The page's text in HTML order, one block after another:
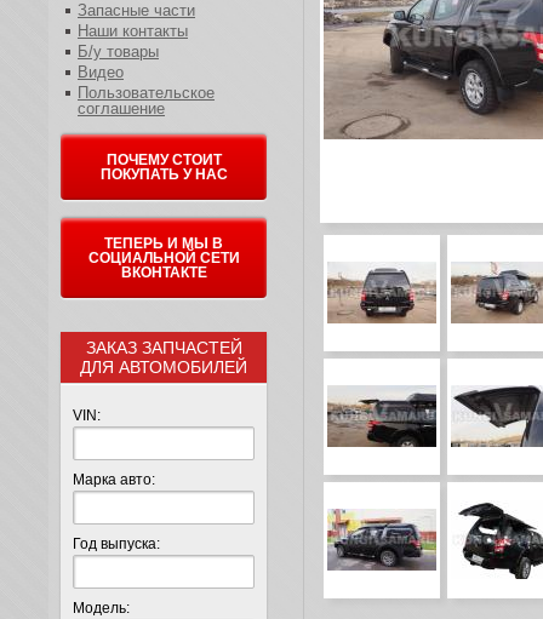
Запасные части
Наши контакты
Б/у товары
Видео
Пользовательское
соглашение
ПОЧЕМУ СТОИТ
ПОКУПАТЬ У НАС
ТЕПЕРЬ И МЫ В
СОЦИАЛЬНОЙ СЕТИ
ВКОНТАКТЕ
ЗАКАЗ ЗАПЧАСТЕЙ
ДЛЯ АВТОМОБИЛЕЙ
VIN:
Марка авто:
Год выпуска:
Модель: